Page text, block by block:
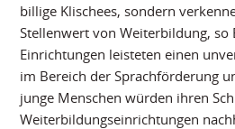
billige Klischees, sondern
Stellenwert von Weiterbildung, so
Einrichtungen leisteten einen
im Bereich der Sprachförderung
junge Menschen würden ihren
Weiterbildungseinrichtungen